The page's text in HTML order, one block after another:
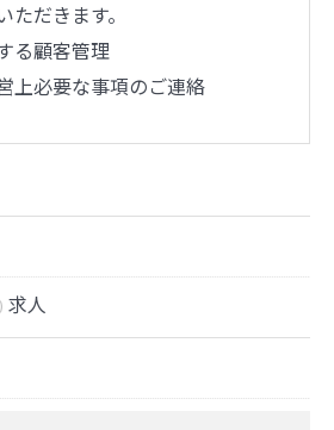
だきます。
る顧客管理
上必要な事項のご連絡
いて＞
求人